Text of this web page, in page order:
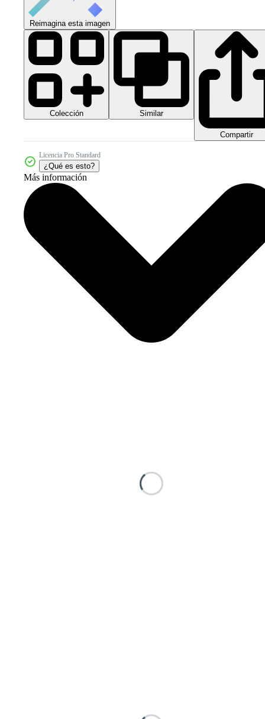
Reimagina esta imagen
Colección Similar
Compartir
Licencia Pro Standard
¿Qué es esto?
Más información